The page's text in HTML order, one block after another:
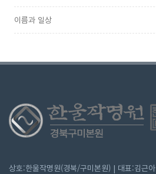
이름과 일상
상호:한울작명원(경북/구미본원) | 대표:김근아